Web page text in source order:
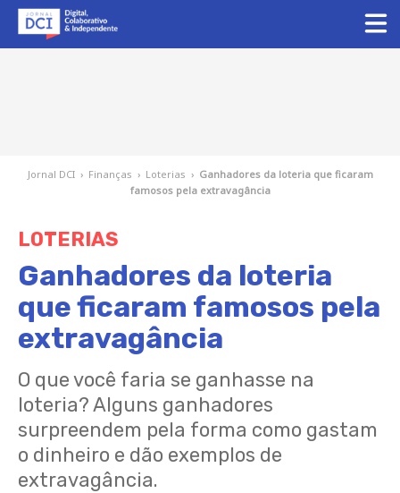
Jornal DCI › Finanças › Loterias › Ganhadores da loteria que ficaram
famosos pela extravagância
LOTERIAS
Ganhadores da loteria
que ficaram famosos pela
extravagância
O que você faria se ganhasse na
loteria? Alguns ganhadores
surpreendem pela forma como gastam
o dinheiro e dão exemplos de
extravagância.